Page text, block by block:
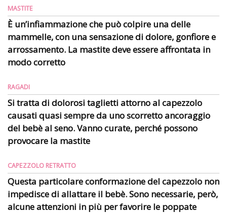
MASTITE
È un’infiammazione che può colpire una delle
mammelle, con una sensazione di dolore, gonfiore e
arrossamento. La mastite deve essere affrontata in
modo corretto
RAGADI
Si tratta di dolorosi taglietti attorno al capezzolo
causati quasi sempre da uno scorretto ancoraggio
del bebè al seno. Vanno curate, perché possono
provocare la mastite
CAPEZZOLO RETRATTO
Questa particolare conformazione del capezzolo non
impedisce di allattare il bebè. Sono necessarie, però,
alcune attenzioni in più per favorire le poppate